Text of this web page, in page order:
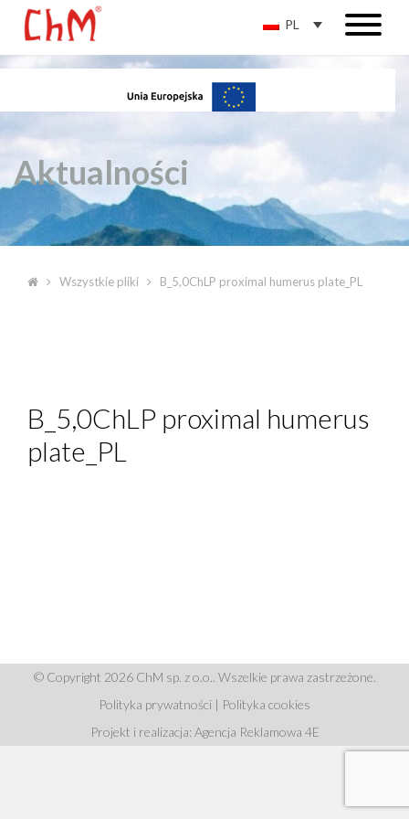
PL
Aktualności
Wszystkie pliki B_5,0ChLP proximal humerus plate_PL
B_5,0ChLP proximal humerus
plate_PL
© Copyright 2026 ChM sp. z o.o.. Wszelkie prawa zastrzeżone.
Polityka prywatności | Polityka cookies
Projekt i realizacja: Agencja Reklamowa 4E